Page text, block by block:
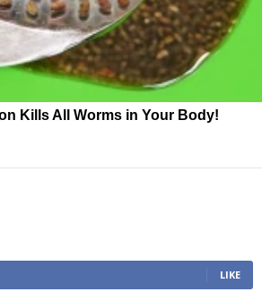
Kills All Worms in Your Body!
LIKE